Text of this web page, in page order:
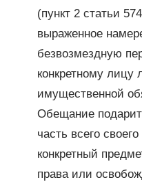
(пункт 2 статьи
выраженное
безвозмездную
конкретному лицу
имущественной
Обещание
часть всего
конкретный
права или